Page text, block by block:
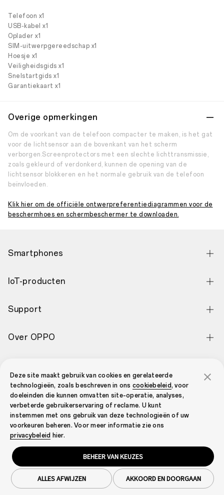
Telefoon x1
USB-kabel x1
Oplader x1
SIM-uitwerpgereedschap x1
Hoesje x1
Veiligheidsgids x1
Snelstartgids x1
Garantiekaart x1
Overige opmerkingen
Om de voorkant van de telefoon compacter te maken, is het gat
voor de lichtsensor aan de bovenkant van het scherm
verborgen.Screenprotectors met een slechte lichttransmissie,
zoals gekleurd of verdonkerd, kunnen de opening van de
lichtsensor blokkeren en het normale gebruik van de telefoon
beïnvloeden.
Klik hier om de officiële ontwerpreferentiediagrammen voor de
beschermhoes en schermbeschermer te downloaden.
Smartphones
OPPO Find X9 Ultra
OPPO Find X9
OPPO Reno16 Pro 5G
OPPO Reno16 F 5G
OPPO Reno15 F 5G
OPPO Reno15 5G
OPPO Reno15 Pro 5G
OPPO A6 Pro 5G
OPPO A6 5G
OPPO A6x 5G
IoT-producten
OPPO Pad 5
OPPO Enco Air5 Pro
OPPO Enco Buds3 Pro
OPPO Enco Air4 Pro
OPPO Enco Air2
OPPO Enco X2
Support
Contact
Service Center
Send to Repair
Prijscontrole voor reserve onderdelen
FAQ
Security Response Center
Garantiebeleid
Over OPPO
OPPO Apex Guard
Nieuws
Android Enterprise
OPPO Community
Privacy
Juridisch & Naleving
Cookie Settings
Copyright © 2004-2026 OPPO. Alle rechten voorbehouden.
Deze site maakt gebruik van cookies en gerelateerde
technologieën, zoals beschreven in ons cookiebeleid, voor
doeleinden die kunnen omvatten site-operatie, analyses,
verbeterde gebruikerservaring of reclame. U kunt
instemmen met ons gebruik van deze technologieën of uw
voorkeuren beheren. Voor meer informatie zie ons
privacybeleid hier.
BEHEER VAN KEUZES
AKKOORD EN DOORGAAN
ALLES AFWIJZEN